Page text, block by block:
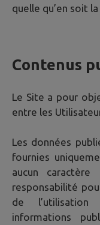
quelle qu’en soit
Contenus
Le Site a pour
entre les
Les données
fournies
aucun
responsabilité
de
informations